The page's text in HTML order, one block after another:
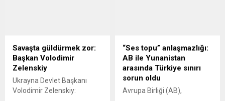
Savaşta güldürmek zor:
Başkan Volodimir
Zelenskiy
Ukrayna Devlet Başkanı
Volodimir Zelenskiy:
“Ses topu” anlaşmazlığı:
AB ile Yunanistan
arasında Türkiye sınırı
sorun oldu
Avrupa Birliği (AB),